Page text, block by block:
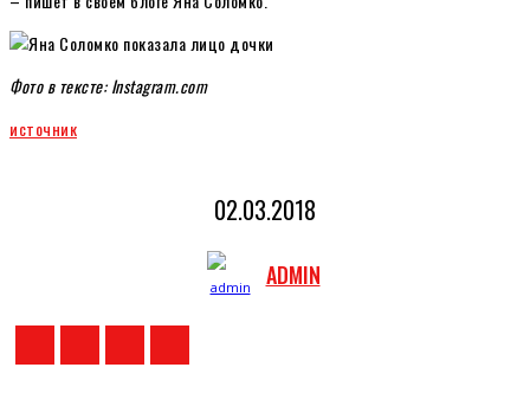
Фото в тексте: Instagram.com
источник
02.03.2018
ADMIN